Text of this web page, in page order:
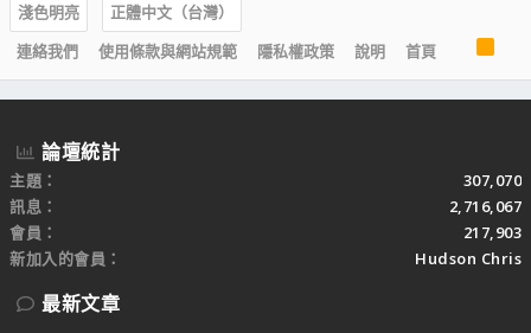
淺色明亮
正體中文（台灣）
連絡我們
使用條款與網站規範 隱私權政策 說明 首頁
S
論壇統計
主題
307,070
訊息
2,716,067
會員
217,903
新加入的會員
Hudson Chris
最新文章